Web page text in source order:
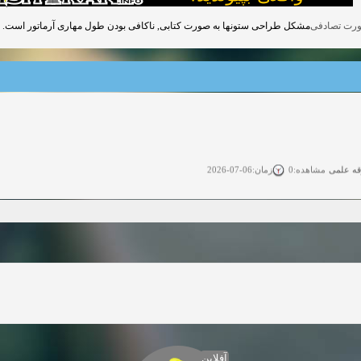
مشکل طراحی ستونها به صورت کتابی, ناکافی بودن طول مهاری آرماتور است.
آزاد مشاهده:0 زمان:02-26-2025
آفلاین